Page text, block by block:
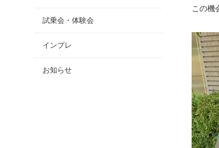
この機
試乗会・体験会
インプレ
お知らせ